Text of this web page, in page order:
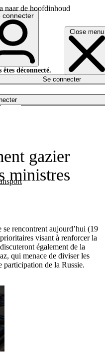
naar de hoofdinhoud
Close menu
connecter
êtes déconnecté.
Se connecter
gazier
ministres
se rencontrent aujourd’hui (19
visant à renforcer la
également de la
qui menace de diviser les
participation de la Russie.